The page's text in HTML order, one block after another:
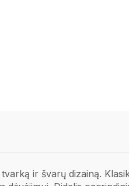
ir švarų dizainą.